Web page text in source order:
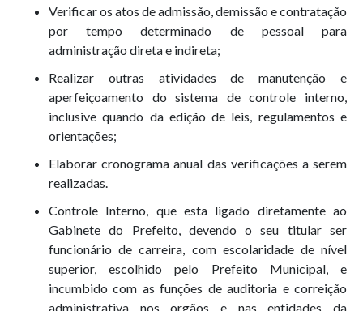
Verificar os atos de admissão, demissão e contratação
por tempo determinado de pessoal para
administração direta e indireta;
Realizar outras atividades de manutenção e
aperfeiçoamento do sistema de controle interno,
inclusive quando da edição de leis, regulamentos e
orientações;
Elaborar cronograma anual das verificações a serem
realizadas.
Controle Interno, que esta ligado diretamente ao
Gabinete do Prefeito, devendo o seu titular ser
funcionário de carreira, com escolaridade de nível
superior, escolhido pelo Prefeito Municipal, e
incumbido com as funções de auditoria e correição
administrativa nos orgãos e nas entidades da